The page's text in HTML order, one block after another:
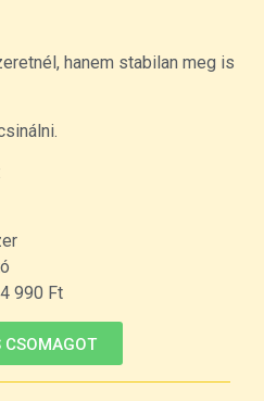
hanem stabilan meg is
990 Ft
CSOMAGOT